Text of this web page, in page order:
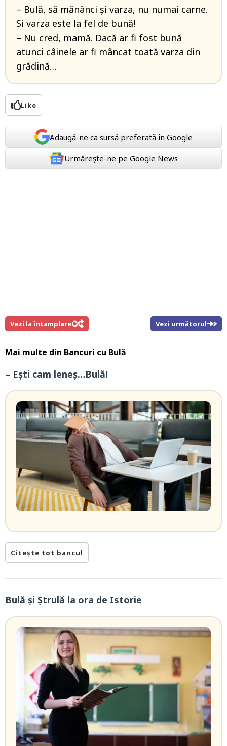
– Bulă, să mănânci și varza, nu numai carne.
Si varza este la fel de bună!
– Nu cred, mamă. Dacă ar fi fost bună
atunci câinele ar fi mâncat toată varza din
grădină…
Like
Adaugă-ne ca sursă preferată în Google
Urmărește-ne pe Google News
Vezi la întamplare! Vezi următorul
Mai multe din Bancuri cu Bulă
– Eşti cam leneş…Bulă!
Citește tot bancul
Bulă și Ștrulă la ora de Istorie